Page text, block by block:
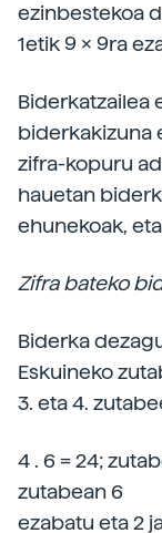
ezinbestekoa
1etik 9 x 9ra
Biderkatzailea
biderkakizuna
zifra-kopuru
hauetan
ehunekoak,
Zifra bateko
Biderka
Eskuineko
3. eta 4.
4 . 6 = 24;
zutabean 6
ezabatu eta 2